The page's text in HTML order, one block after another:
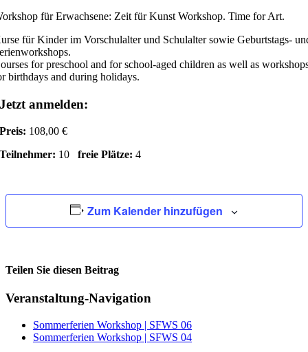
für Erwachsene: Zeit für Kunst Workshop. Time for Art.
für Kinder im Vorschulalter und Schulalter sowie Geburtstags-
for preschool and for school-aged children as well as
birthdays and during holidays.
Jetzt anmelden:
Preis: 108,00 €
Teilnehmer: 10freie Plätze: 4
Zum Kalender hinzufügen
Teilen Sie diesen Beitrag
Facebook
Veranstaltung-Navigation
Sommerferien Workshop | SFWS 06
Sommerferien Workshop | SFWS 04